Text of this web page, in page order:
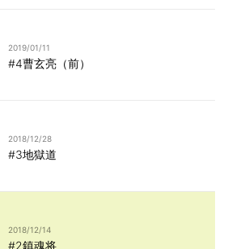
2019/01/11
#4曹玄亮（前）
2018/12/28
#3地獄道
2018/12/14
#2鎮魂将